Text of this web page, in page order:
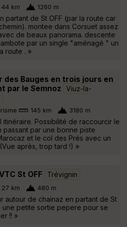
44 km 1260 m
partant de St OFF (par la route car
montee dans Corsuet assez
de beaux panorama. descente
par un single "aménagé " un
route . »
des Bauges en trois jours en
par le Semnoz
Viuz-la-
145 km 3180 m
itinéraire. Possibilité de raccourcir le
passant par une bonne piste
et le col des Prés avec un
après, trop tard !) »
St OFF Trévignin
27 km 480 m
autour de chainaz en partant de St
une petite sortie pepere pour se
!! »